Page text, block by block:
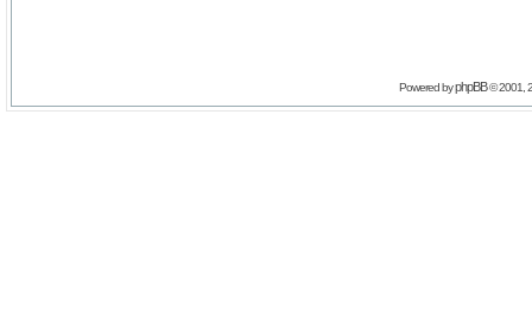
Powered byphpBB© 2001,